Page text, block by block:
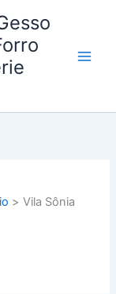
Vila Sônia